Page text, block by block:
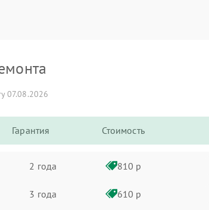
07.08.2026
Гарантия Стоимость
2 года 810 р
3 года 610 р